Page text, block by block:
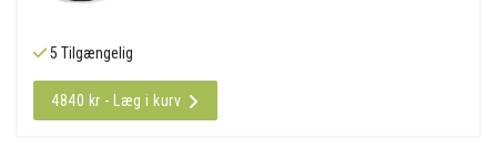
5 Tilgængelig
4840 kr - Læg i kurv